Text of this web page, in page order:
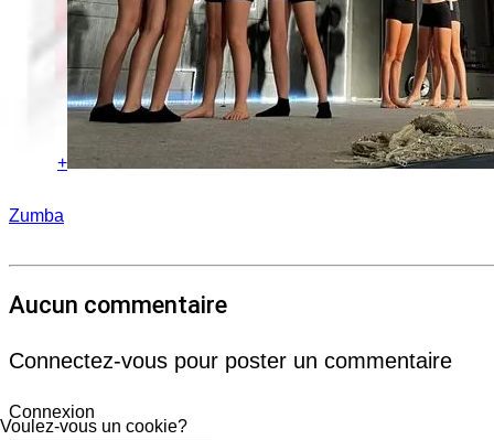
+
Zumba
Aucun commentaire
Connectez-vous pour poster un commentaire
Connexion
Voulez-vous un cookie?